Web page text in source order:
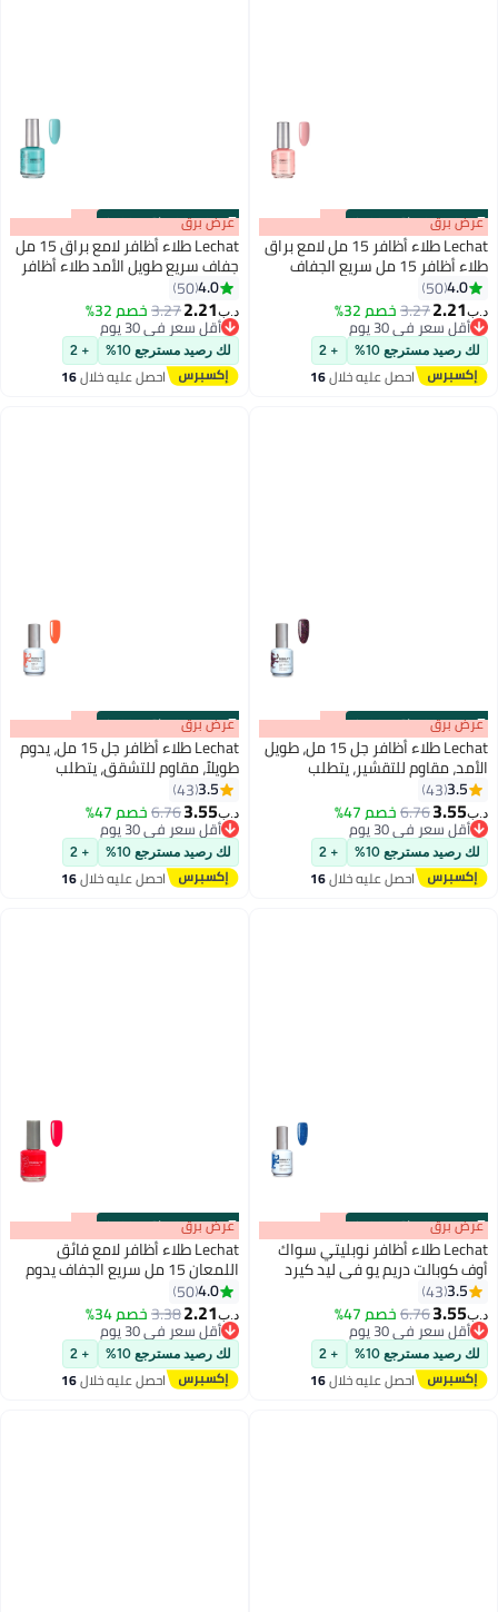
00m:00s
·باقي 100% عرض برق
Lechat طلاء أظافر 15 مل لامع براق
طلاء أظافر 15 مل سريع الجفاف
طويل الأمد طلاء أظافر نبيل
4.0
50
د.ب‏2.21
3.27خصم 32%
أقل سعر في 30 يوم
أقل سعر في 30 يوم
لك رصيد مسترجع 10% + 2
احصل عليه خلال16
00m:00s
·باقي 100% عرض برق
Lechat طلاء أظافر لامع براق 15 مل
جفاف سريع طويل الأمد طلاء أظافر
يحتاج إلى تجفيف لون أظافر
4.0
50
د.ب‏2.21
3.27خصم 32%
أقل سعر في 30 يوم
أقل سعر في 30 يوم
لك رصيد مسترجع 10% + 2
احصل عليه خلال16
00m:00s
·باقي 100% عرض برق
Lechat طلاء أظافر جل 15 مل، طويل
الأمد، مقاوم للتقشير، يتطلب
ريد غليتز Nbgp69
3.5
43
د.ب‏3.55
6.76خصم 47%
أقل سعر في 30 يوم
أقل سعر في 30 يوم
لك رصيد مسترجع 10% + 2
احصل عليه خلال16
00m:00s
·باقي 100% عرض برق
Lechat طلاء أظافر جل 15 مل، يدوم
طويلاً، مقاوم للتشقق، يتطلب
التجفيف تحت مصباح الأشعة فوق
البنفسجية، لون المشمش Nbgp98
3.5
43
د.ب‏3.55
6.76خصم 47%
أقل سعر في 30 يوم
أقل سعر في 30 يوم
لك رصيد مسترجع 10% + 2
احصل عليه خلال16
00m:00s
·باقي 100% عرض برق
Lechat طلاء أظافر نوبليتي سواك
أوف كوبالت دريم يو في ليد كيرد
Nbgp186
3.5
43
د.ب‏3.55
6.76خصم 47%
أقل سعر في 30 يوم
أقل سعر في 30 يوم
لك رصيد مسترجع 10% + 2
احصل عليه خلال16
اغسطس
00m:00s
·باقي 100% عرض برق
Lechat طلاء أظافر لامع فائق
اللمعان 15 مل سريع الجفاف يدوم
طويلاً طلاء أظافر Nobility لا يحتاج
إلى مصباح LED فوق بنفسجي لا
يحتاج إلى معالجة لون الأظافر
4.0
50
د.ب‏2.21
3.38خصم 34%
أقل سعر في 30 يوم
أقل سعر في 30 يوم
لك رصيد مسترجع 10% + 2
احصل عليه خلال16
اغسطس